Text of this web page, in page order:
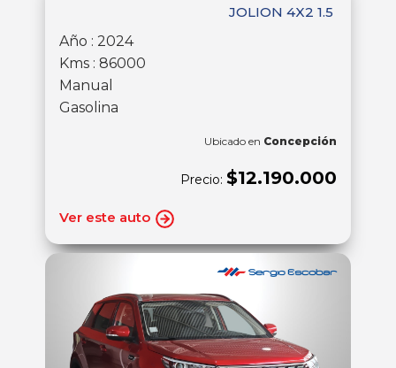
JOLION 4X2 1.5
Año : 2024
Kms : 86000
Manual
Gasolina
Ubicado en Concepción
Precio: $12.190.000
Ver este auto